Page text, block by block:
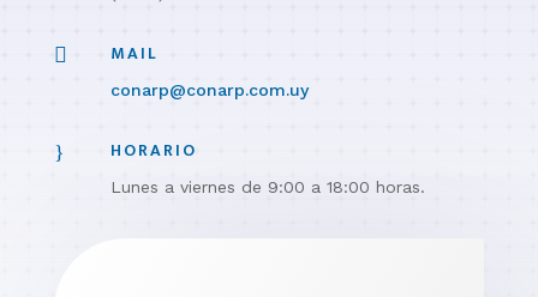
 MAIL
conarp@conarp.com.uy
} HORARIO
Lunes a viernes de 9:00 a 18:00 horas.